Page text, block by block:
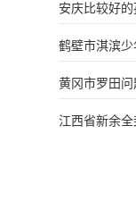
安庆比较好
鹤壁市淇滨
黄冈市罗田
江西省新余